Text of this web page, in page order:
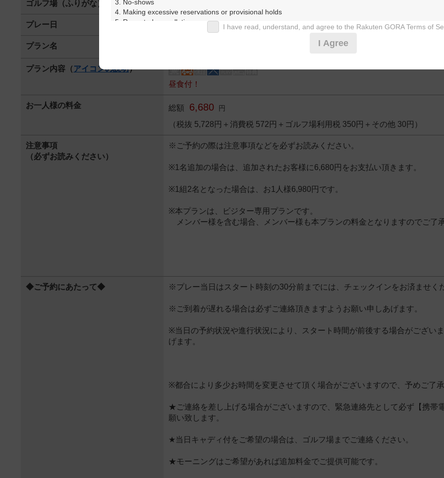
ゴルフ場（ふりがな）
プレー日 2026年05月14日（木）
プラン名 ３Bパック★6,680円★平日限定★昼食付
プラン内容（アイコンの説明）
昼食付！
お一人様の料金 総額 6,680 円
（税抜 5,728円＋消費税 572円＋ゴルフ場利用税 350円＋その他 30円）
注意事項
（必ずお読みください）
※ご予約の際は注意事項などを必ずお読みください。
※1名追加の場合は、追加されたお客様に6,680円をお支払い頂きます。
※1組2名となった場合は、お1人様6,980円です。
※本プランは、ビジター専用プランです。
メンバー様を含む場合、メンバー様も本プランの料金となりますのでご了承
◆ご予約にあたって◆ ※プレー当日はスタート時刻の30分前までには、チェックインをお済ませく
※ご到着が遅れる場合は必ずご連絡頂きますようお願い申しあげます。
※当日の予約状況や進行状況により、スタート時間が前後する場合がござい
げます。
※都合により多少お時間を変更させて頂く場合がございますので、予めご了承
★ご連絡を差し上げる場合がございますので、緊急連絡先として必ず【携帯
願い致します。
★当日キャディ付をご希望の場合は、ゴルフ場までご連絡ください。
★モーニングはご希望があれば追加料金でご提供可能です。
3. No-shows
4. Making excessive reservations or provisional holds
5. Repeated cancellations
6. Violating laws and regulations
7. Causing inconvenience to others during play (e.g., delaying play, ignoring rules, manners, or warnings)
We appreciate your understanding and cooperation regarding the above points.
I have read, understand, and agree to the Rakuten GORA Terms of
I Agree